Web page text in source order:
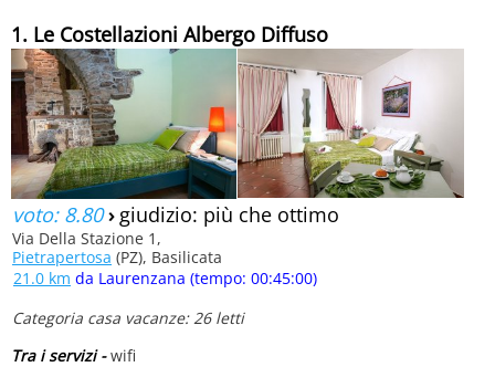
1. Le Costellazioni Albergo Diffuso
voto: 8.80› giudizio: più che ottimo
Via Della Stazione 1,
Pietrapertosa (PZ), Basilicata
21.0 km da Laurenzana (tempo: 00:45:00)
Categoria casa vacanze: 26 letti
Tra i servizi -wifi